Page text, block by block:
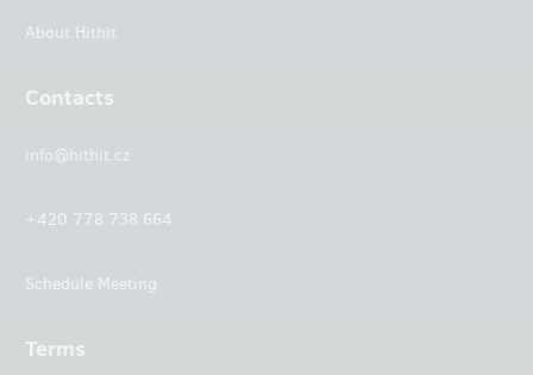
About Hithit
Contacts
info@hithit.cz
+420 778 738 664
Schedule Meeting
Terms